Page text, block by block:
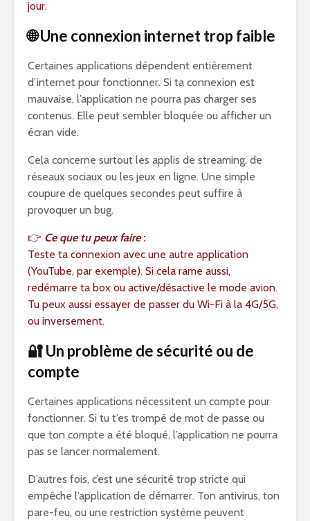
jour.
🌐 Une connexion internet trop faible
Certaines applications dépendent entièrement
d’internet pour fonctionner. Si ta connexion est
mauvaise, l’application ne pourra pas charger ses
contenus. Elle peut sembler bloquée ou afficher un
écran vide.
Cela concerne surtout les applis de streaming, de
réseaux sociaux ou les jeux en ligne. Une simple
coupure de quelques secondes peut suffire à
provoquer un bug.
👉 Ce que tu peux faire:
Teste ta connexion avec une autre application
(YouTube, par exemple). Si cela rame aussi,
redémarre ta box ou active/désactive le mode avion.
Tu peux aussi essayer de passer du Wi-Fi à la 4G/5G,
ou inversement.
🔐 Un problème de sécurité ou de
compte
Certaines applications nécessitent un compte pour
fonctionner. Si tu t’es trompé de mot de passe ou
que ton compte a été bloqué, l’application ne pourra
pas se lancer normalement.
D’autres fois, c’est une sécurité trop stricte qui
empêche l’application de démarrer. Ton antivirus, ton
pare-feu, ou une restriction système peuvent